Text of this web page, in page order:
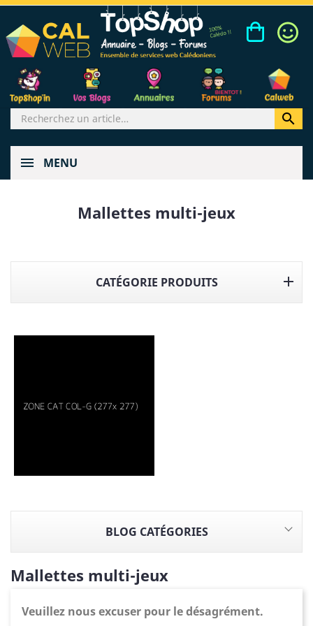

MENU
Mallettes multi-jeux
CATÉGORIE PRODUITS 
BLOG CATÉGORIES
Mallettes multi-jeux
Veuillez nous excuser pour le désagrément.